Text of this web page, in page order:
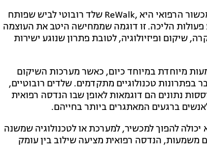
אחת הדוגמאות הבולטות לפיתוח ישראלי בתחום המכשור הרפואי היא ,ReWalk שלד רובוטי לביש שפותח
הליכה. זו דוגמה שממחישה היטב את העוצמה
שיקום ופיזיולוגיה, לטובת פתרון שנוגע ישירות
מיוחדת במיוחד כיום, כאשר מערכות השיקום
בפתרונות טכנולוגיים מתקדמים. שלדים רובוטיים,
נתונים הם דוגמאות לאופן שבו הנדסה רפואית
ברגעים המאתגרים ביותר בחייהם.
להפוך למכשיר, למערכת או לטכנולוגיה שמשנה
משמעות, הנדסה רפואית מציעה שילוב בין עומק